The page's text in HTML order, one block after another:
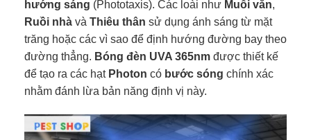
hướng sáng (Phototaxis). Các loài như Muỗi vằn,
Ruồi nhà và Thiêu thân sử dụng ánh sáng từ mặt
trăng hoặc các vì sao để định hướng đường bay theo
đường thẳng. Bóng đèn UVA 365nm được thiết kế
để tạo ra các hạt Photon có bước sóng chính xác
nhằm đánh lừa bản năng định vị này.